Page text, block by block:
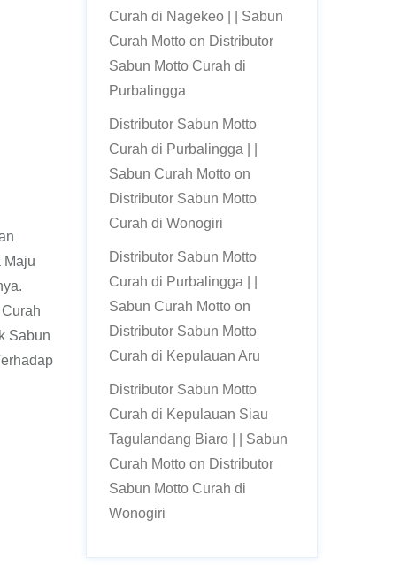
Maju
Sabun
Curah di Nagekeo | | Sabun
Curah Mottoon Distributor
Sabun Motto Curah di
Purbalingga
Distributor Sabun Motto
Curah di Purbalingga | |
Sabun Curah Mottoon
Distributor Sabun Motto
Curah di Wonogiri
Distributor Sabun Motto
Curah di Purbalingga | |
Sabun Curah Mottoon
Distributor Sabun Motto
Curah di Kepulauan Aru
Distributor Sabun Motto
Curah di Kepulauan Siau
Tagulandang Biaro | | Sabun
Curah Mottoon Distributor
Sabun Motto Curah di
Wonogiri